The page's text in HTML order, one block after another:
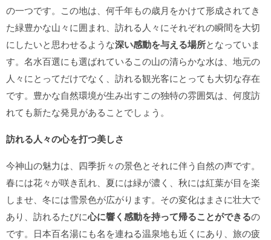
の一つです。この地は、何千年もの歳月をかけて形成されてき
た緑豊かな山々に囲まれ、訪れる人々にそれぞれの瞬間を大切
にしたいと思わせるような深い感動を与える場所となっていま
す。名水百選にも選ばれているこの山の清らかな水は、地元の
人々にとってだけでなく、訪れる観光客にとっても大切な存在
です。豊かな自然環境が生み出すこの独特の雰囲気は、何度訪
れても新たな発見があることでしょう。
訪れる人々の心を打つ美しさ
今神山の魅力は、四季折々の景色とそれに伴う自然の声です。
春には花々が咲き乱れ、夏には緑が濃く、秋には紅葉が目を楽
しませ、冬には雪景色が広がります。その変化はまさに壮大で
あり、訪れるたびに心に響く感動を持って帰ることができるの
です。日本百名湯にも名を連ねる温泉地も近くにあり、旅の疲